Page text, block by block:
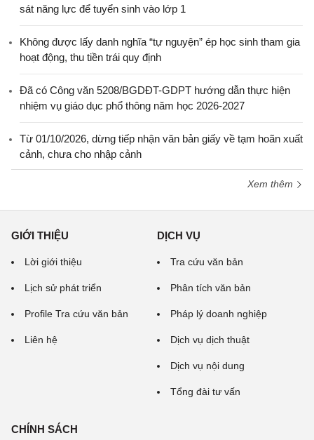
sát năng lực để tuyển sinh vào lớp 1
Không được lấy danh nghĩa “tự nguyện” ép học sinh tham gia
hoạt động, thu tiền trái quy định
Đã có Công văn 5208/BGDĐT-GDPT hướng dẫn thực hiện
nhiệm vụ giáo dục phổ thông năm học 2026-2027
Từ 01/10/2026, dừng tiếp nhận văn bản giấy về tạm hoãn xuất
cảnh, chưa cho nhập cảnh
Xem thêm
GIỚI THIỆU
Lời giới thiệu
Lịch sử phát triển
Profile Tra cứu văn bản
Liên hệ
DỊCH VỤ
Tra cứu văn bản
Phân tích văn bản
Pháp lý doanh nghiệp
Dịch vụ dịch thuật
Dịch vụ nội dung
Tổng đài tư vấn
CHÍNH SÁCH